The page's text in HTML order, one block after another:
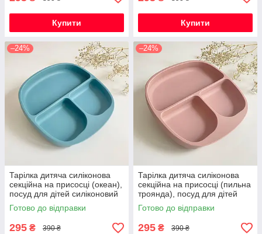
Купити Купити
–24%
Тарілка дитяча силіконова
секційна на присосці (океан),
посуд для дітей силіконовий
Готово до відправки
295 ₴ 390 ₴
–24%
Тарілка дитяча силіконова
секційна на присосці (пильна
троянда), посуд для дітей
силіконовий
Готово до відправки
295 ₴ 390 ₴